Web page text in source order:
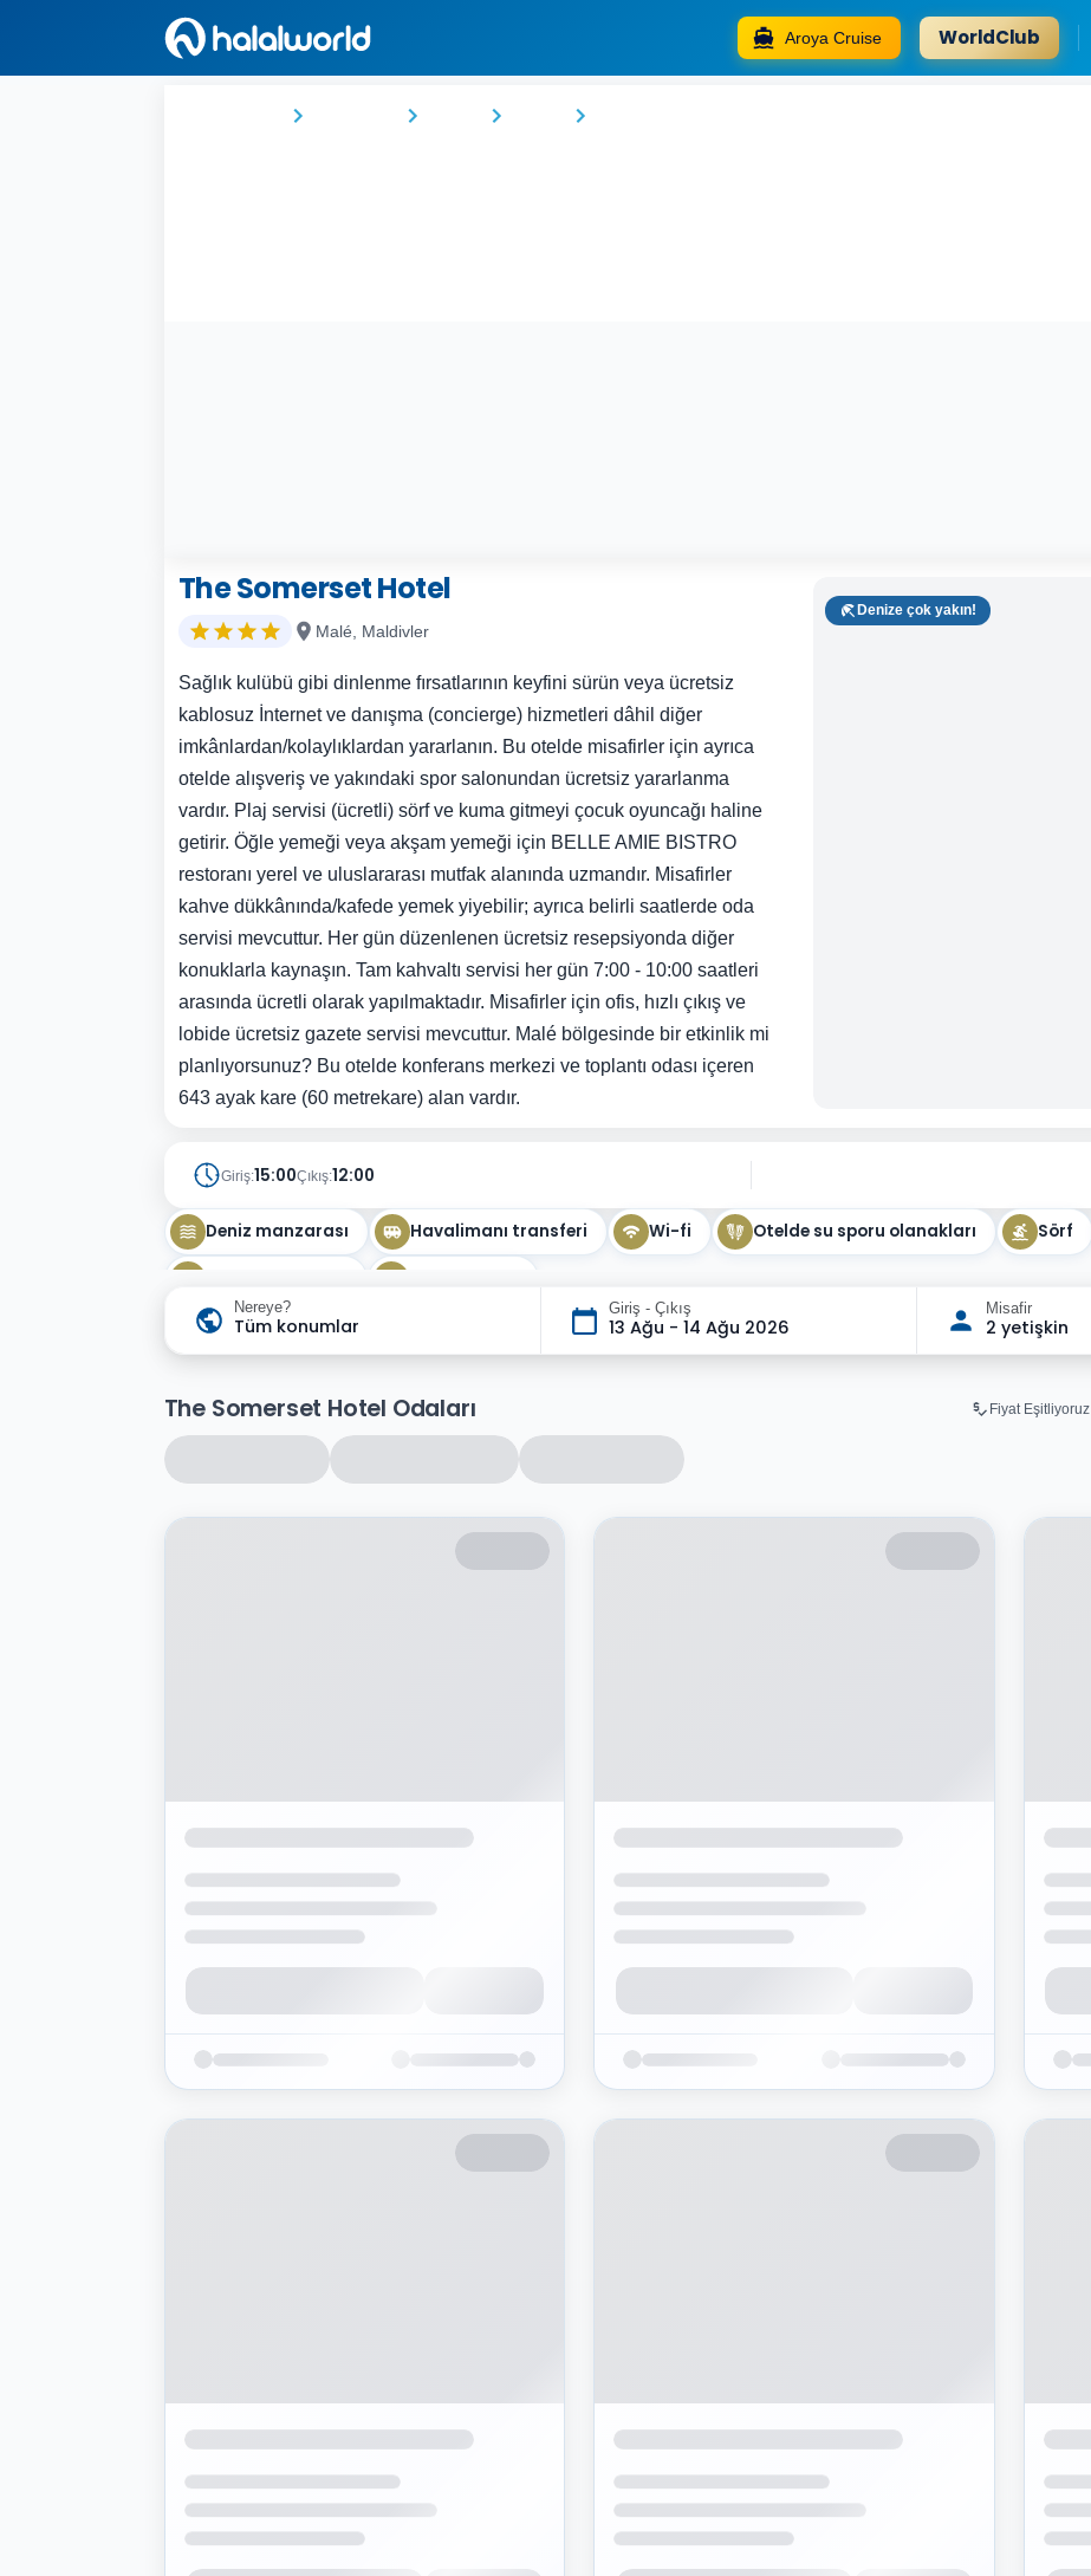
Aroya Cruise WorldClub
The Somerset Hotel
Malé, Maldivler
Sağlık kulübü gibi dinlenme fırsatlarının keyfini sürün veya ücretsiz
kablosuz İnternet ve danışma (concierge) hizmetleri dâhil diğer
imkânlardan/kolaylıklardan yararlanın. Bu otelde misafirler için ayrıca
otelde alışveriş ve yakındaki spor salonundan ücretsiz yararlanma
vardır. Plaj servisi (ücretli) sörf ve kuma gitmeyi çocuk oyuncağı haline
getirir. Öğle yemeği veya akşam yemeği için BELLE AMIE BISTRO
restoranı yerel ve uluslararası mutfak alanında uzmandır. Misafirler
kahve dükkânında/kafede yemek yiyebilir; ayrıca belirli saatlerde oda
servisi mevcuttur. Her gün düzenlenen ücretsiz resepsiyonda diğer
konuklarla kaynaşın. Tam kahvaltı servisi her gün 7:00 - 10:00 saatleri
arasında ücretli olarak yapılmaktadır. Misafirler için ofis, hızlı çıkış ve
lobide ücretsiz gazete servisi mevcuttur. Malé bölgesinde bir etkinlik mi
planlıyorsunuz? Bu otelde konferans merkezi ve toplantı odası içeren
643 ayak kare (60 metrekare) alan vardır.
Denize çok yakın!
Giriş:15:00Çıkış:12:00
Deniz manzarası Havalimanı transferi Wi-fi Otelde su sporu olanakları Sörf
Nereye?
Tüm konumlar
Giriş - Çıkış
13 Ağu - 14 Ağu 2026
Misafir
2 yetişkin
The Somerset Hotel Odaları Fiyat Eşitliyoruz